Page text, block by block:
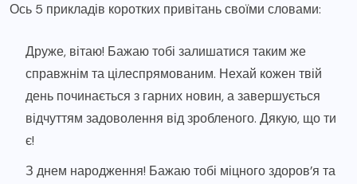
Ось 5 прикладів коротких привітань своїми словами:
Друже, вітаю! Бажаю тобі залишатися таким же
справжнім та цілеспрямованим. Нехай кожен твій
день починається з гарних новин, а завершується
відчуттям задоволення від зробленого. Дякую, що ти
є!
З днем народження! Бажаю тобі міцного здоров’я та